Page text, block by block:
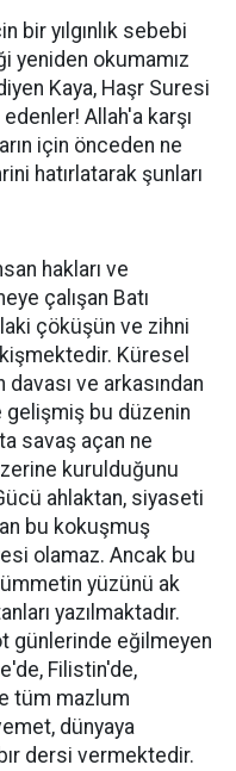
bir yılgınlık sebebi
yeniden okumamız
Kaya, Haşr Suresi
Allah'a karşı
için önceden ne
hatırlatarak şunları
hakları ve
çalışan Batı
çöküşün ve zihni
Küresel
ve arkasından
gelişmiş bu düzenin
savaş açan ne
kurulduğunu
ahlaktan, siyaseti
bu kokuşmuş
olamaz. Ancak bu
ümmetin yüzünü ak
yazılmaktadır.
günlerinde eğilmeyen
Filistin'de,
tüm mazlum
dünyaya
dersi vermektedir.